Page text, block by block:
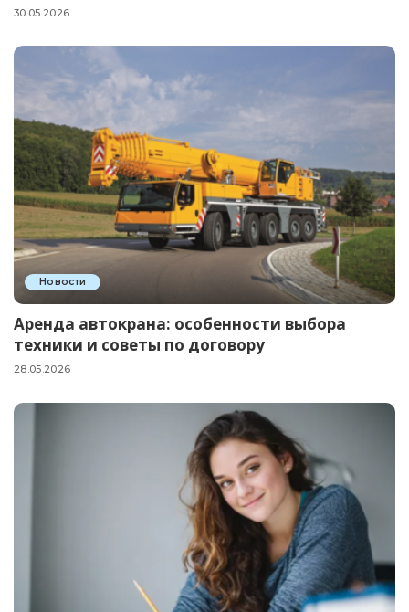
30.05.2026
Новости
Аренда автокрана: особенности выбора
техники и советы по договору
28.05.2026